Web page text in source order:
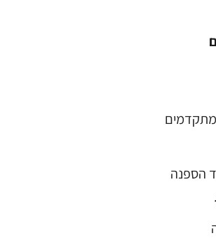
הספנה